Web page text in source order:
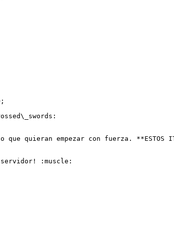
empezar con fuerza. **ESTOS ITEMS